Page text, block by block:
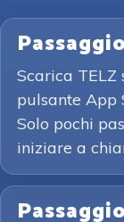
Scarica
pulsante App
Solo pochi
iniziare a